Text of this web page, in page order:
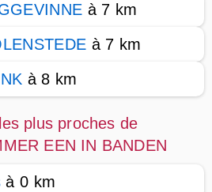
à 7 km
à 7 km
à 8 km
plus proches de
EEN IN BANDEN
à 0 km